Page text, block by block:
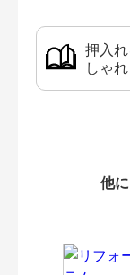
押入
しゃ
他